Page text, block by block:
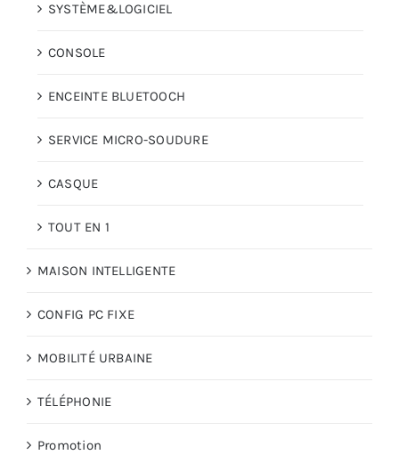
SYSTÈME&LOGICIEL
CONSOLE
ENCEINTE BLUETOOCH
SERVICE MICRO-SOUDURE
CASQUE
TOUT EN 1
MAISON INTELLIGENTE
CONFIG PC FIXE
MOBILITÉ URBAINE
TÉLÉPHONIE
Promotion